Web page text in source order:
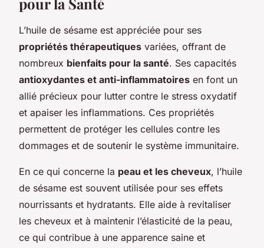
L’huile de sésame est appréciée pour ses
propriétés thérapeutiques variées, offrant de
nombreux bienfaits pour la santé. Ses capacités
antioxydantes et anti-inflammatoires en font un
allié précieux pour lutter contre le stress oxydatif
et apaiser les inflammations. Ces propriétés
permettent de protéger les cellules contre les
dommages et de soutenir le système immunitaire.
En ce qui concerne la peau et les cheveux, l’huile
de sésame est souvent utilisée pour ses effets
nourrissants et hydratants. Elle aide à revitaliser
les cheveux et à maintenir l’élasticité de la peau,
ce qui contribue à une apparence saine et